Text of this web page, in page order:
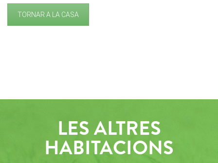
TORNAR A LA CASA
LES ALTRES
HABITACIONS